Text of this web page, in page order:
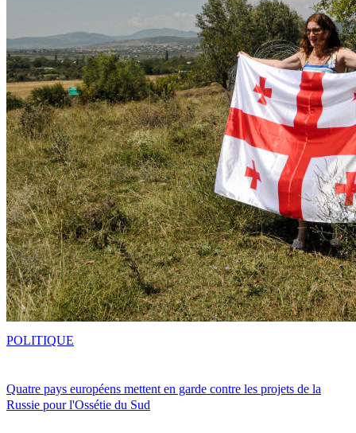
Quatre pays européens mettent en garde contre les projets de la
Russie pour l'Ossétie du Sud
POLITIQUE